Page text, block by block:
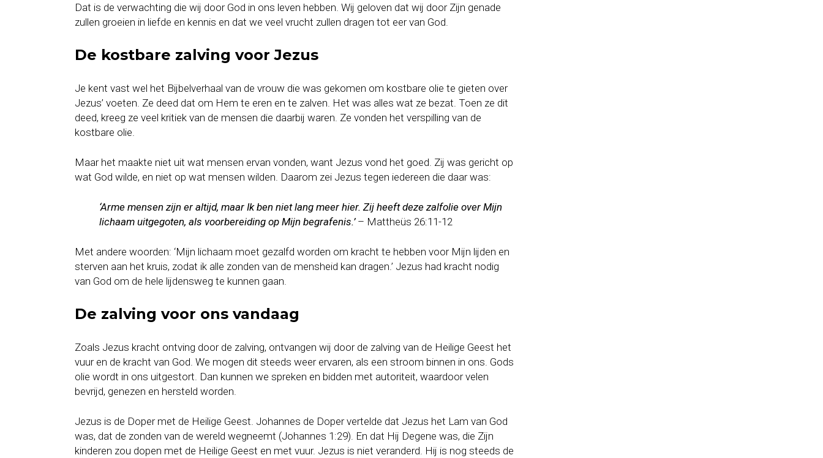
Dat is de verwachting die wij door God in ons leven hebben. Wij geloven dat wij door Zijn genade
zullen groeien in liefde en kennis en dat we veel vrucht zullen dragen tot eer van God.
De kostbare zalving voor Jezus
Je kent vast wel het Bijbelverhaal van de vrouw die was gekomen om kostbare olie te gieten over
Jezus’ voeten. Ze deed dat om Hem te eren en te zalven. Het was alles wat ze bezat. Toen ze dit
deed, kreeg ze veel kritiek van de mensen die daarbij waren. Ze vonden het verspilling van de
kostbare olie.
Maar het maakte niet uit wat mensen ervan vonden, want Jezus vond het goed. Zij was gericht op
wat God wilde, en niet op wat mensen wilden. Daarom zei Jezus tegen iedereen die daar was:
‘Arme mensen zijn er altijd, maar Ik ben niet lang meer hier. Zij heeft deze zalfolie over Mijn
lichaam uitgegoten, als voorbereiding op Mijn begrafenis.’– Mattheüs 26:11-12
Met andere woorden: ‘Mijn lichaam moet gezalfd worden om kracht te hebben voor Mijn lijden en
sterven aan het kruis, zodat ik alle zonden van de mensheid kan dragen.’ Jezus had kracht nodig
van God om de hele lijdensweg te kunnen gaan.
De zalving voor ons vandaag
Zoals Jezus kracht ontving door de zalving, ontvangen wij door de zalving van de Heilige Geest het
vuur en de kracht van God. We mogen dit steeds weer ervaren, als een stroom binnen in ons. Gods
olie wordt in ons uitgestort. Dan kunnen we spreken en bidden met autoriteit, waardoor velen
bevrijd, genezen en hersteld worden.
Jezus is de Doper met de Heilige Geest. Johannes de Doper vertelde dat Jezus het Lam van God
was, dat de zonden van de wereld wegneemt (Johannes 1:29). En dat Hij Degene was, die Zijn
kinderen zou dopen met de Heilige Geest en met vuur. Jezus is niet veranderd. Hij is nog steeds de